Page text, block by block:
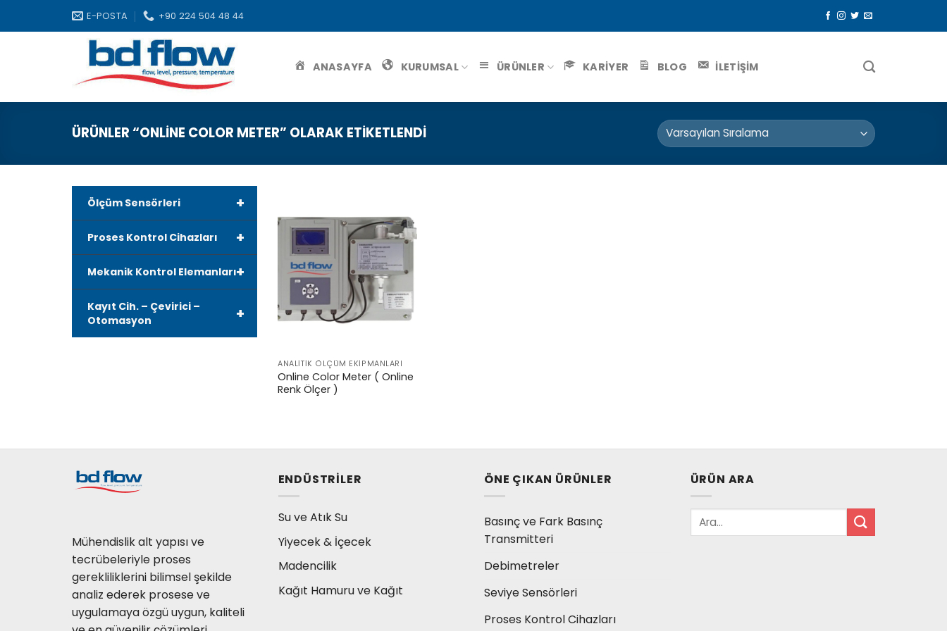
E-POSTA +90 224 504 48 44
ANASAYFA KURUMSAL ÜRÜNLER KARİYER BLOG İLETİŞİM
ÜRÜNLER “ONLINE COLOR METER” OLARAK ETIKETLENDI
+
Ölçüm Sensörleri
+
Proses Kontrol Cihazları
+
Mekanik Kontrol Elemanları
+
Kayıt Cih. – Çevirici –
Otomasyon
ANALITIK ÖLÇÜM EKIPMANLARI
Online Color Meter ( Online
Renk Ölçer )
Mühendislik alt yapısı ve
tecrübeleriyle proses
gerekliliklerini bilimsel şekilde
analiz ederek prosese ve
uygulamaya özgü uygun, kaliteli
ENDÜSTRILER
Su ve Atık Su
Yiyecek & İçecek
Madencilik
Kağıt Hamuru ve Kağıt
ÖNE ÇIKAN ÜRÜNLER
Basınç ve Fark Basınç
Transmitteri
Debimetreler
Seviye Sensörleri
Proses Kontrol Cihazları
ÜRÜN ARA